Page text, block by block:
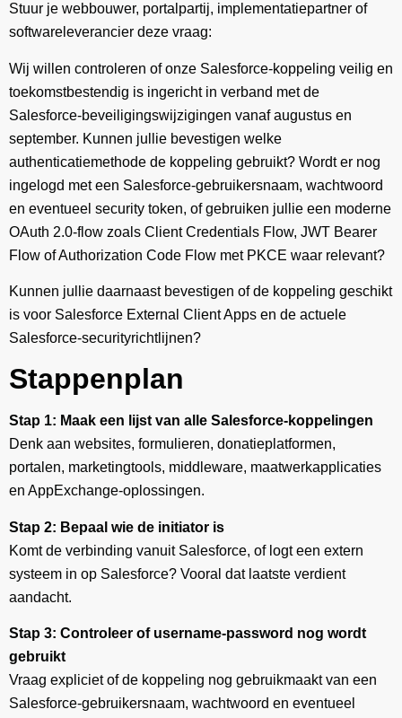
Stuur je webbouwer, portalpartij, implementatiepartner of
softwareleverancier deze vraag:
Wij willen controleren of onze Salesforce-koppeling veilig en
toekomstbestendig is ingericht in verband met de
Salesforce-beveiligingswijzigingen vanaf augustus en
september. Kunnen jullie bevestigen welke
authenticatiemethode de koppeling gebruikt? Wordt er nog
ingelogd met een Salesforce-gebruikersnaam, wachtwoord
en eventueel security token, of gebruiken jullie een moderne
OAuth 2.0-flow zoals Client Credentials Flow, JWT Bearer
Flow of Authorization Code Flow met PKCE waar relevant?
Kunnen jullie daarnaast bevestigen of de koppeling geschikt
is voor Salesforce External Client Apps en de actuele
Salesforce-securityrichtlijnen?
Stappenplan
Stap 1: Maak een lijst van alle Salesforce-koppelingen
Denk aan websites, formulieren, donatieplatformen,
portalen, marketingtools, middleware, maatwerkapplicaties
en AppExchange-oplossingen.
Stap 2: Bepaal wie de initiator is
Komt de verbinding vanuit Salesforce, of logt een extern
systeem in op Salesforce? Vooral dat laatste verdient
aandacht.
Stap 3: Controleer of username-password nog wordt
gebruikt
Vraag expliciet of de koppeling nog gebruikmaakt van een
Salesforce-gebruikersnaam, wachtwoord en eventueel